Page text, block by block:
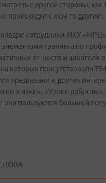
с другой стороны, как
происходит с кем-то другим.
сотрудники МКУ «МРЦ»
тренинга по
веществ и алкоголя
которых присутствовали
предлагают и другие
по жизни», «Уроки доброты»,
они пользуются большой